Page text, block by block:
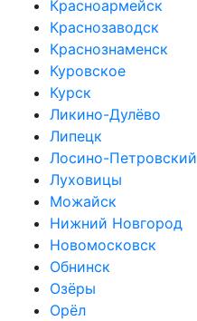
Красноармейск
Краснозаводск
Краснознаменск
Куровское
Курск
Ликино-Дулёво
Липецк
Лосино-Петровский
Луховицы
Можайск
Нижний Новгород
Новомосковск
Обнинск
Озёры
Орёл